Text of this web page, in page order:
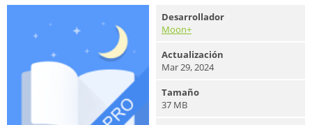
Desarrollador
Moon+
Actualización
Mar 29, 2024
Tamaño
37 MB